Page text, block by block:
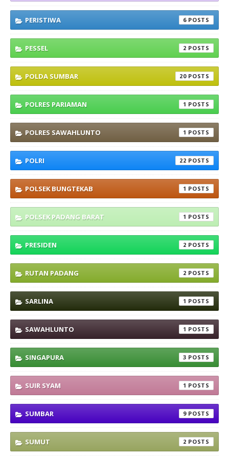
PERISTIWA 6
PESSEL 2
POLDA SUMBAR 20
POLRES PARIAMAN 1
POLRES SAWAHLUNTO 1
POLRI 22
POLSEK BUNGTEKAB 1
POLSEK PADANG BARAT 1
PRESIDEN 2
RUTAN PADANG 2
SARLINA 1
SAWAHLUNTO 1
SINGAPURA 3
SUIR SYAM 1
SUMBAR 9
SUMUT 2